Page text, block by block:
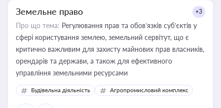
Земельне право +3
Про що тема: Регулювання прав та обов’язків суб’єктів у
сфері користування землею, земельний сервітут, що є
критично важливим для захисту майнових прав власників,
орендарів та держави, а також для ефективного
управління земельними ресурсами
Будівельна діяльність Агропромисловий комплекс